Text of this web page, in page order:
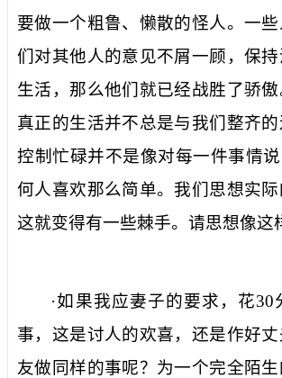
要做一个粗鲁、懒散的怪人。一
们对其他人的意见不屑一顾，保
生活，那么他们就已经战胜了骄傲
真正的生活并不总是与我们整齐的
控制忙碌并不是像对每一件事情
何人喜欢那么简单。我们思想实际
这就变得有一些棘手。请思想像这
·如果我应妻子的要求，花30
事，这是讨人的欢喜，还是作好
友做同样的事呢？为一个完全陌